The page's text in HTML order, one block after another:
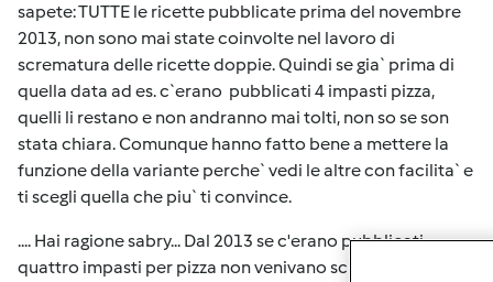
sapete: TUTTE le ricette pubblicate prima del novembre
2013, non sono mai state coinvolte nel lavoro di
scrematura delle ricette doppie. Quindi se gia` prima di
quella data ad es. c`erano pubblicati 4 impasti pizza,
quelli li restano e non andranno mai tolti, non so se son
stata chiara. Comunque hanno fatto bene a mettere la
funzione della variante perche` vedi le altre con facilita` e
ti scegli quella che piu` ti convince.
.... Hai ragione sabry... Dal 2013 se c'erano pubblicati
quattro impasti per pizza non venivano scremate....ora